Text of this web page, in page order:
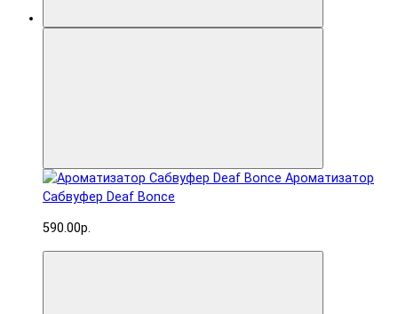
Ароматизатор
Сабвуфер Deaf Bonce
590.00р.